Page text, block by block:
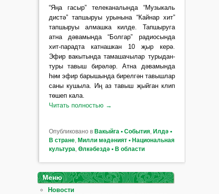
“Яңа гасыр” телеканалында “Музыкаль
дистә” тапшыруы урынына “Кайнар хит”
тапшыруы алмашка килде. Тапшыруга
атна дәвамында “Болгар” радиосында
хит-парадта катнашкан 10 җыр керә.
Эфир вакытында тамашачылар турыдан-
туры тавыш бирәләр. Атна дәвамында
һәм эфир барышында бирелгән тавышлар
саны кушыла. Иң аз тавыш җыйган клип
төшеп кала.
Читать полностью →
Опубликовано в Вакыйга ▪ События, Илдә ▪
В стране, Милли мәдәният ▪ Национальная
культура, Өлкәбездә ▪ В области
Меню
Новости